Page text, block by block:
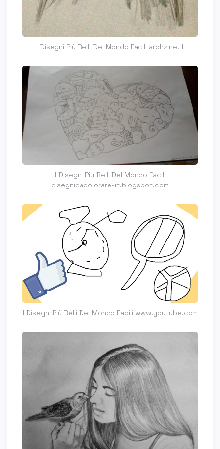
I Disegni Più Belli Del Mondo Facili archzine.it
I Disegni Più Belli Del Mondo Facili
disegnidacolorare-it.blogspot.com
I Disegni Più Belli Del Mondo Facili www.youtube.com